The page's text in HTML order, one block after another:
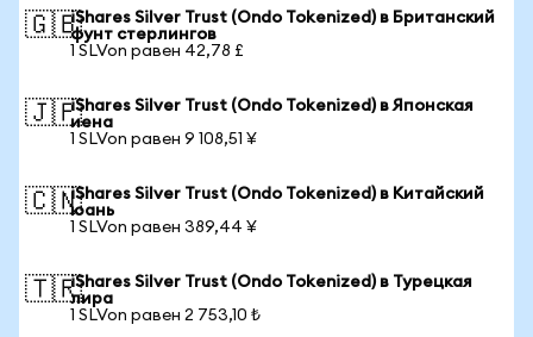
🇬🇧iShares Silver Trust (Ondo Tokenized) в Британский
фунт стерлингов
1 SLVon равен 42,78 £
🇯🇵iShares Silver Trust (Ondo Tokenized) в Японская
иена
1 SLVon равен 9 108,51 ¥
🇨🇳iShares Silver Trust (Ondo Tokenized) в Китайский
юань
1 SLVon равен 389,44 ¥
🇹🇷iShares Silver Trust (Ondo Tokenized) в Турецкая
лира
1 SLVon равен 2 753,10 ₺